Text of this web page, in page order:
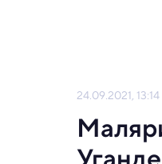
24.09.2021, 13:14